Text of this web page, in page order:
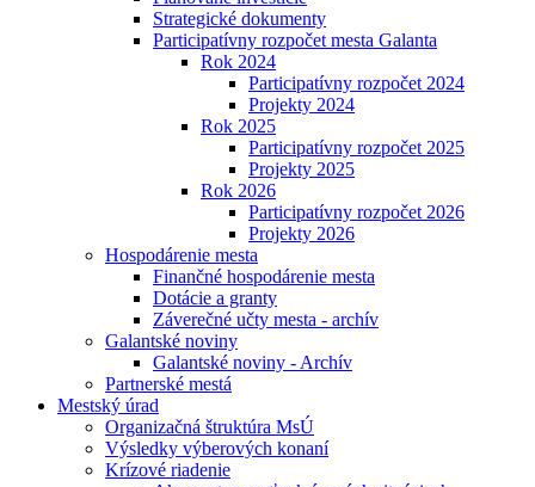
Strategické dokumenty
Participatívny rozpočet mesta Galanta
Rok 2024
Participatívny rozpočet 2024
Projekty 2024
Rok 2025
Participatívny rozpočet 2025
Projekty 2025
Rok 2026
Participatívny rozpočet 2026
Projekty 2026
Hospodárenie mesta
Finančné hospodárenie mesta
Dotácie a granty
Záverečné učty mesta - archív
Galantské noviny
Galantské noviny - Archív
Partnerské mestá
Mestský úrad
Organizačná štruktúra MsÚ
Výsledky výberových konaní
Krízové riadenie